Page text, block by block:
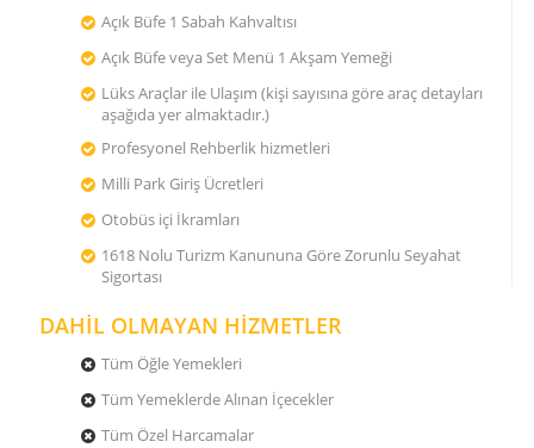
Açık Büfe 1 Sabah Kahvaltısı
Açık Büfe veya Set Menü 1 Akşam Yemeği
Lüks Araçlar ile Ulaşım (kişi sayısına göre araç detayları
aşağıda yer almaktadır.)
Profesyonel Rehberlik hizmetleri
Milli Park Giriş Ücretleri
Otobüs içi İkramları
1618 Nolu Turizm Kanununa Göre Zorunlu Seyahat
Sigortası
DAHİL OLMAYAN HİZMETLER
Tüm Öğle Yemekleri
Tüm Yemeklerde Alınan İçecekler
Tüm Özel Harcamalar